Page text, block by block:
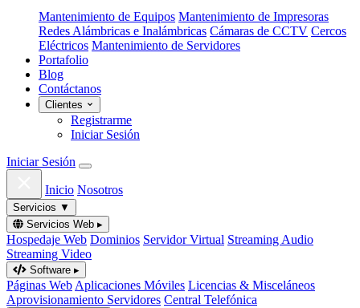
Mantenimiento de Equipos Mantenimiento de Impresoras
Redes Alámbricas e Inalámbricas Cámaras de CCTV Cercos
Eléctricos Mantenimiento de Servidores
Portafolio
Blog
Contáctanos
Clientes
Registrarme
Iniciar Sesión
Iniciar Sesión
Inicio Nosotros
Servicios ▼
Servicios Web ▸
Hospedaje Web Dominios Servidor Virtual Streaming Audio
Streaming Video
Software ▸
Páginas Web Aplicaciones Móviles Licencias & Misceláneos
Aprovisionamiento Servidores Central Telefónica